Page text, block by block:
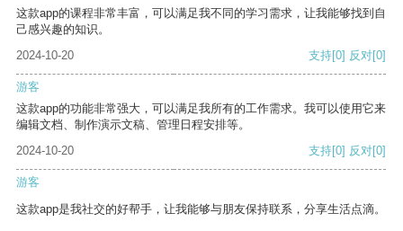
这款app的课程非常丰富，可以满足我不同的学习需求，让我能够找到自
己感兴趣的知识。
2024-10-20
支持[0] 反对[0]
游客
这款app的功能非常强大，可以满足我所有的工作需求。我可以使用它来
编辑文档、制作演示文稿、管理日程安排等。
2024-10-20
支持[0] 反对[0]
游客
这款app是我社交的好帮手，让我能够与朋友保持联系，分享生活点滴。